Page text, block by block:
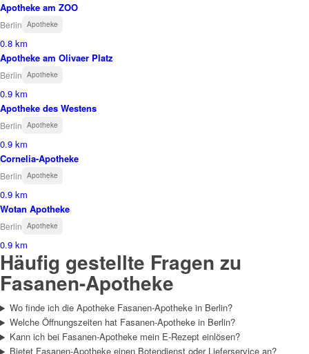
Apotheke am ZOO
Berlin Apotheke
0.8 km
Apotheke am Olivaer Platz
Berlin Apotheke
0.9 km
Apotheke des Westens
Berlin Apotheke
0.9 km
Cornelia-Apotheke
Berlin Apotheke
0.9 km
Wotan Apotheke
Berlin Apotheke
0.9 km
Häufig gestellte Fragen zu
Fasanen-Apotheke
Wo finde ich die Apotheke Fasanen-Apotheke in Berlin?
Welche Öffnungszeiten hat Fasanen-Apotheke in Berlin?
Kann ich bei Fasanen-Apotheke mein E-Rezept einlösen?
Bietet Fasanen-Apotheke einen Botendienst oder Lieferservice an?